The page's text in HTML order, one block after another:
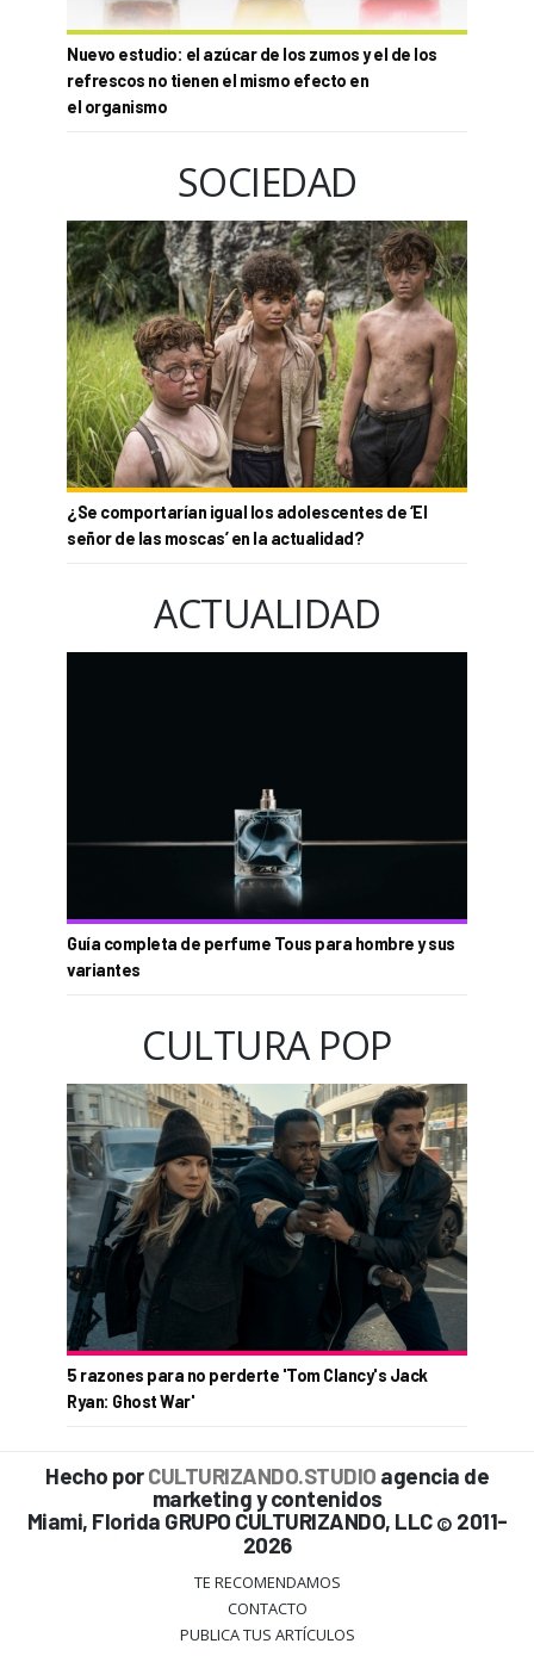
Nuevo estudio: el azúcar de los zumos y el de los
refrescos no tienen el mismo efecto en
el organismo
SOCIEDAD
¿Se comportarían igual los adolescentes de ‘El
señor de las moscas’ en la actualidad?
ACTUALIDAD
Guía completa de perfume Tous para hombre y sus
variantes
CULTURA POP
5 razones para no perderte 'Tom Clancy's Jack
Ryan: Ghost War'
Hecho porCULTURIZANDO.STUDIO agencia de
marketing y contenidos
Miami, Florida GRUPO CULTURIZANDO, LLC © 2011-
2026
TE RECOMENDAMOS
CONTACTO
PUBLICA TUS ARTÍCULOS